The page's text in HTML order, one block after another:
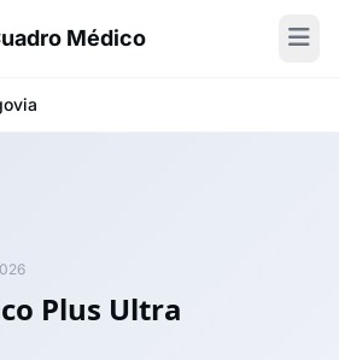
Médico
Plus Ultra